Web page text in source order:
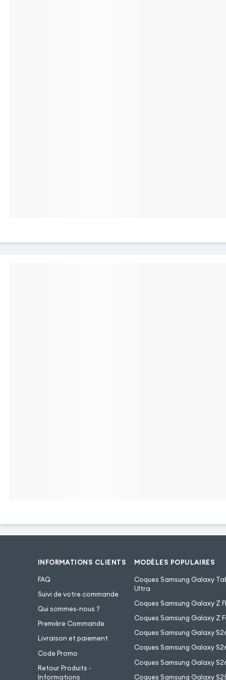
Universel, l'étui est compatible avec les
smartphones d'une taille comprise entre 5,5
à 6,0 pouces. A l'intérieur se trouve une
coque de maintien souple en silicone gel qui
s'adapte à la forme et à la taille de votre
mobile. Pratique, des découpes intuitives
ont été effectuées sur le bas et les côtés de
INFORMATIONS CLIENTS
FAQ
Suivi de votre commande
Qui sommes-nous ?
Première Commande
Livraison et paiement
Code Promo
Retour Produits -
Informations
MODÈLES POPULAIRES
Coques Samsung Galaxy Tab
Ultra
Coques Samsung Galaxy Z
Coques Samsung Galaxy Z
Coques Samsung Galaxy
Coques Samsung Galaxy
Coques Samsung Galaxy
Coques Samsung Galaxy